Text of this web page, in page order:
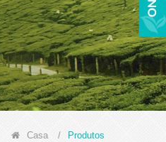
Casa / Produtos